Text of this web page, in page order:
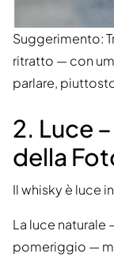
Suggerimento:
ritratto — con
parlare,
2. Luce
della
Il whisky è luce
La luce
pomeriggio —